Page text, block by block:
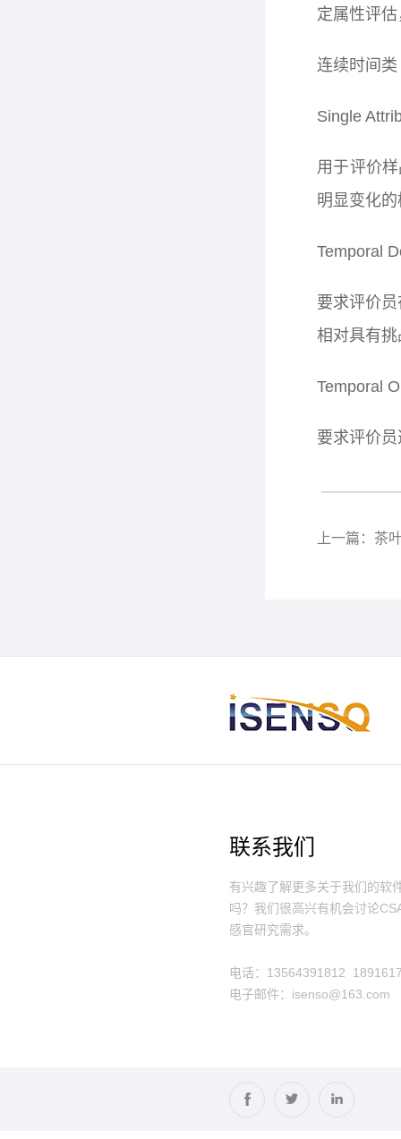
定属性评
连续时间类
Single
用于评价
明显变化
Temporal
要求评价
相对具有
Temporal
要求评价
上一篇：茶
联系我们
有兴趣了解更多关于我们的软
吗？我们很高兴有机会讨论
感官研究需求。
电话：13564391812
电子邮件：isenso@163.com